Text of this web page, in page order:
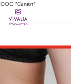
ООО "Салют"